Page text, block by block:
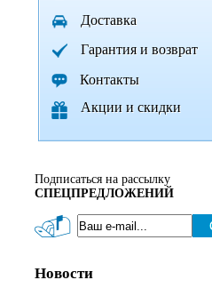
Доставка
Гарантия и возврат
Контакты
Акции и скидки
Подписаться на рассылку
СПЕЦПРЕДЛОЖЕНИЙ
Новости